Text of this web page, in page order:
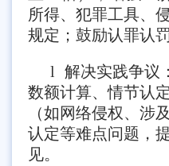
所得、犯罪工具、
规定；鼓励认罪认
l 解决实践争议
数额计算、情节认
（如网络侵权、涉
认定等难点问题，
见。